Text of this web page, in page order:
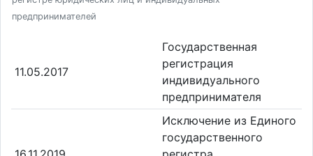
предпринимателей
11.05.2017
Государственная
регистрация
индивидуального
предпринимателя
Исключение из Единого
государственного